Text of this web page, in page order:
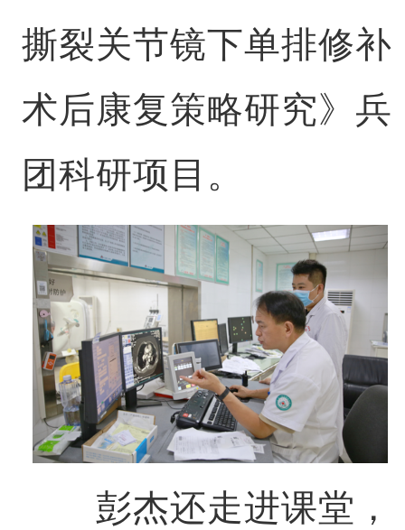
撕裂关节镜下单排修补
术后康复策略研究》兵
团科研项目。
彭杰还走进课堂，